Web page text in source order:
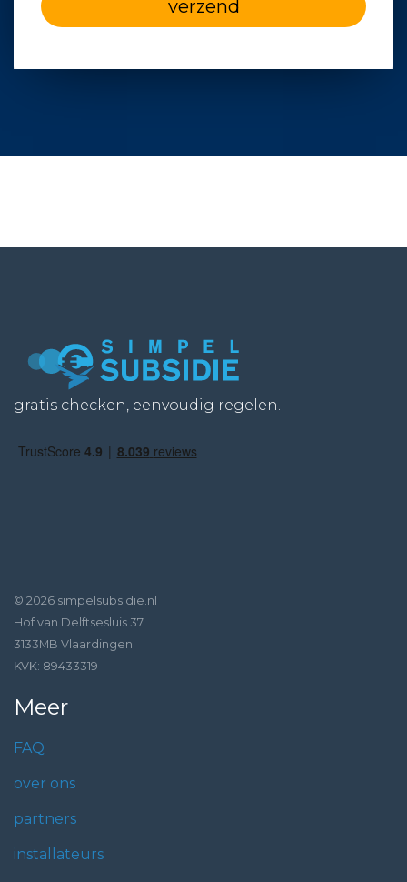
verzend
gratis checken, eenvoudig regelen.
© 2026 simpelsubsidie.nl
Hof van Delftsesluis 37
3133MB Vlaardingen
KVK: 89433319
Meer
FAQ
over ons
partners
installateurs